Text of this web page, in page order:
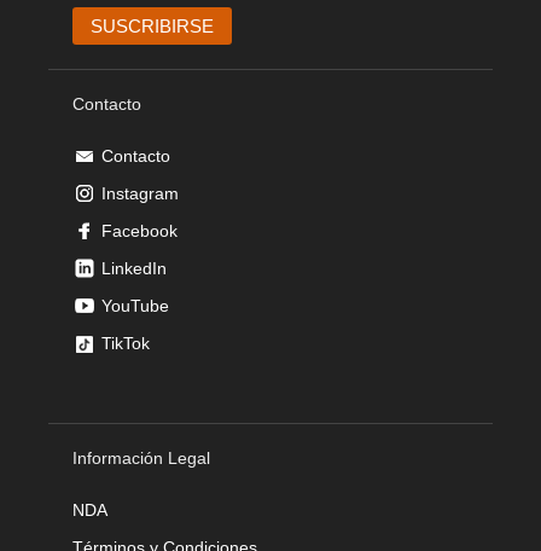
Contacto
Contacto
Instagram
Facebook
LinkedIn
YouTube
TikTok
Información Legal
NDA